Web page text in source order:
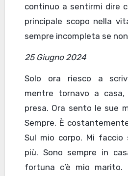
continuo a sentirmi dire
principale scopo nella
sempre incompleta se
25 Giugno 2024
Solo ora riesco a
mentre tornavo a
presa. Ora sento le sue
Sempre. È
Sul mio corpo. Mi faccio
più. Sono sempre in
fortuna c’è mio marito.